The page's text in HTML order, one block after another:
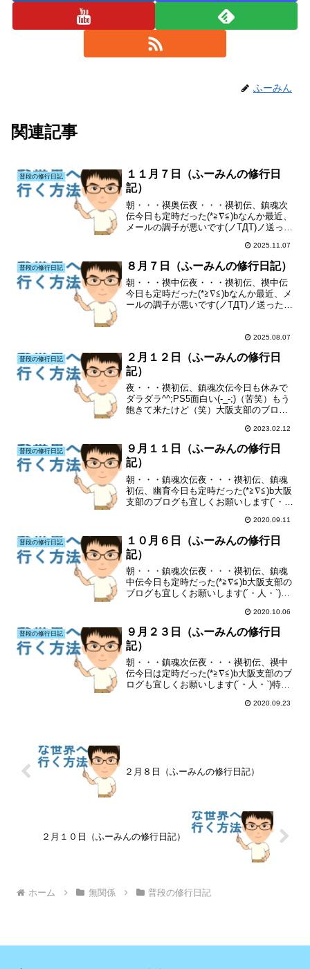
ふーみん
関連記事
普段の修行日記
１１月７日（ふーみんの修行日
記）
朝・・・禊奥伝夜・・・禊初伝、鎮魂次
伝今日も定時だった(*≧∇≦)bなんか最近、
メールの調子が悪いです(ノTДT)ノ送った
なかったり(T^T)大阪支部のブログも宜し
くお願いします(´・人・`)特にランキン...
2025.11.07
普段の修行日記 ８月７日（ふーみんの修行日記）
朝・・・禊中伝夜・・・禊初伝、禊中伝
今日も定時だった(*≧∇≦)bなんか最近、メ
ールの調子が悪いです(ノTДT)ノ送ったの
お願いします(´・人・`)特にランキング...
2025.08.07
普段の修行日記
２月１２日（ふーみんの修行日
記）
夜・・・禊初伝、鎮魂次伝今日も休みで
ダラダラ^^;PS5面白い(-_-;)（苦笑）もう
飽きて来たけど（笑）大阪支部のブログ
2023.02.12
普段の修行日記
９月１１日（ふーみんの修行日
記）
朝・・・鎮魂次伝夜・・・禊初伝、鎮魂
初伝、幽育今日も定時だった(*≧∇≦)b大阪
支部のブログも宜しくお願いします(´・
2020.09.11
普段の修行日記
１０月６日（ふーみんの修行日
記）
朝・・・鎮魂次伝夜・・・禊初伝、鎮魂
中伝今日も定時だった(*≧∇≦)b大阪支部の
ブログも宜しくお願いします(´・人・`)特
2020.10.06
普段の修行日記
９月２３日（ふーみんの修行日
記）
朝・・・鎮魂次伝夜・・・禊初伝、禊中
伝今日は定時だった(*≧∇≦)b大阪支部のブ
ログも宜しくお願いします(´・人・`)特に
2020.09.23
２月８日（ふーみんの修行日記）
２月１０日（ふーみんの修行日記）
ホーム 無関係 普段の修行日記